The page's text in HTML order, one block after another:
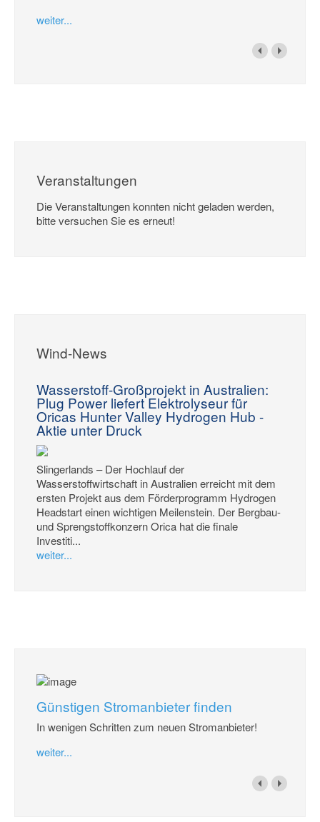
weiter...
Veranstaltungen
Die Veranstaltungen konnten nicht geladen werden,
bitte versuchen Sie es erneut!
Wind-News
Wasserstoff-Großprojekt in Australien:
Plug Power liefert Elektrolyseur für
Oricas Hunter Valley Hydrogen Hub -
Aktie unter Druck
Slingerlands – Der Hochlauf der
Wasserstoffwirtschaft in Australien erreicht mit dem
ersten Projekt aus dem Förderprogramm Hydrogen
Headstart einen wichtigen Meilenstein. Der Bergbau-
und Sprengstoffkonzern Orica hat die finale
Investiti...
weiter...
Günstigen Stromanbieter finden
In wenigen Schritten zum neuen Stromanbieter!
weiter...